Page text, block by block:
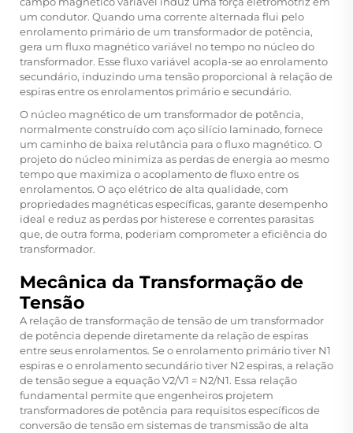
um condutor. Quando uma corrente alternada flui pelo
enrolamento primário de um transformador de potência,
gera um fluxo magnético variável no tempo no núcleo do
transformador. Esse fluxo variável acopla-se ao enrolamento
secundário, induzindo uma tensão proporcional à relação de
espiras entre os enrolamentos primário e secundário.
O núcleo magnético de um transformador de potência,
normalmente construído com aço silício laminado, fornece
um caminho de baixa relutância para o fluxo magnético. O
projeto do núcleo minimiza as perdas de energia ao mesmo
tempo que maximiza o acoplamento de fluxo entre os
enrolamentos. O aço elétrico de alta qualidade, com
propriedades magnéticas específicas, garante desempenho
ideal e reduz as perdas por histerese e correntes parasitas
que, de outra forma, poderiam comprometer a eficiência do
transformador.
Mecânica da Transformação de
Tensão
A relação de transformação de tensão de um transformador
de potência depende diretamente da relação de espiras
entre seus enrolamentos. Se o enrolamento primário tiver N1
espiras e o enrolamento secundário tiver N2 espiras, a relação
de tensão segue a equação V2/V1 = N2/N1. Essa relação
fundamental permite que engenheiros projetem
transformadores de potência para requisitos específicos de
conversão de tensão em sistemas de transmissão de alta